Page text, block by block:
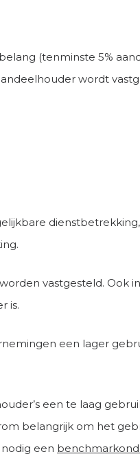
(tenminste 5%
wordt
vastgesteld. Ook
is.
een lager
een te laag
belangrijk om het
een